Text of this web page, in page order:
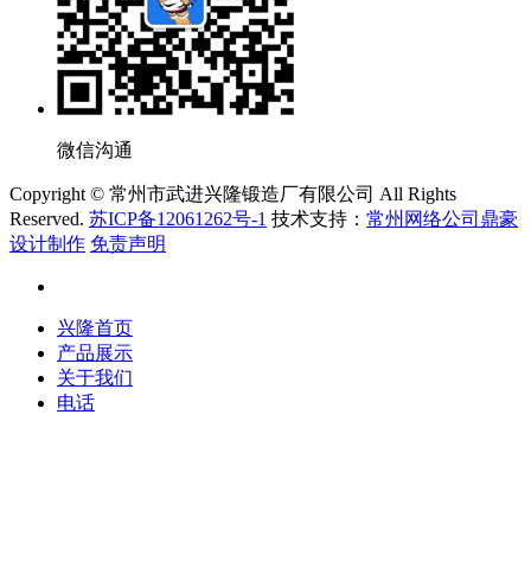
微信沟通
Copyright © 常州市武进兴隆锻造厂有限公司 All Rights
Reserved. 苏ICP备12061262号-1 技术支持： 常州网络公司鼎豪
设计制作 免责声明
兴隆首页
产品展示
关于我们
电话